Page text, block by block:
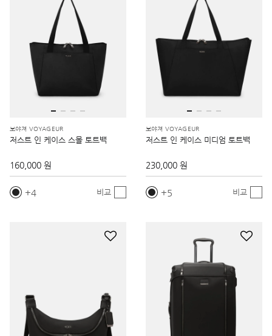
보야져 VOYAGEUR
저스트 인 케이스 스몰 토트백
160,000 원
4 비교
보야져 VOYAGEUR
저스트 인 케이스 미디엄 토트백
230,000 원
5 비교